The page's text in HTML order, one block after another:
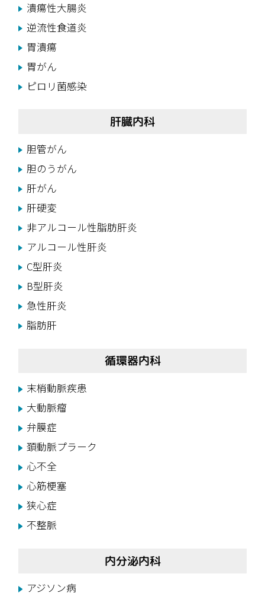
潰瘍性大腸炎
逆流性食道炎
胃潰瘍
胃がん
ピロリ菌感染
肝臓内科
胆管がん
胆のうがん
肝がん
肝硬変
非アルコール性脂肪肝炎
アルコール性肝炎
C型肝炎
B型肝炎
急性肝炎
脂肪肝
循環器内科
末梢動脈疾患
大動脈瘤
弁膜症
頚動脈プラーク
心不全
心筋梗塞
狭心症
不整脈
内分泌内科
アジソン病